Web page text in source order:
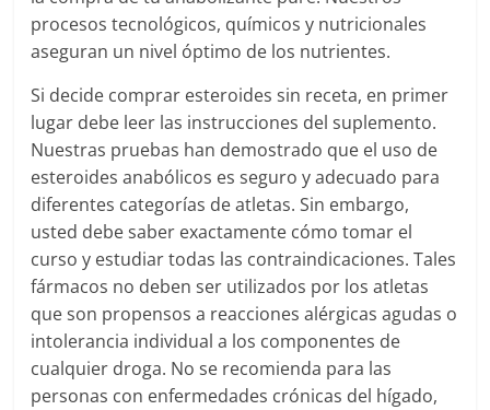
procesos tecnológicos, químicos y nutricionales
aseguran un nivel óptimo de los nutrientes.
Si decide comprar esteroides sin receta, en primer
lugar debe leer las instrucciones del suplemento.
Nuestras pruebas han demostrado que el uso de
esteroides anabólicos es seguro y adecuado para
diferentes categorías de atletas. Sin embargo,
usted debe saber exactamente cómo tomar el
curso y estudiar todas las contraindicaciones. Tales
fármacos no deben ser utilizados por los atletas
que son propensos a reacciones alérgicas agudas o
intolerancia individual a los componentes de
cualquier droga. No se recomienda para las
personas con enfermedades crónicas del hígado,